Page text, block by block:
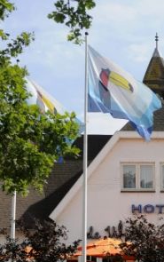
1 - 50 personen
50 - 100 personen
100 - 250 personen
250 - 500 personen
500+ personen
Bijzondere locaties
Buitenlocatie
Duurzame locatie
Groene locatie
Heisessie